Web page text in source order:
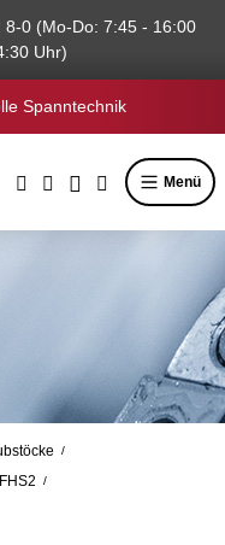
8-0 (Mo-Do: 7:45 - 16:00
Uhr)
Spanntechnik
Menü
/
/